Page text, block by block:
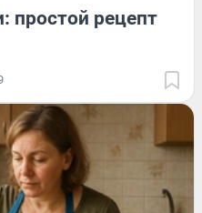
простой рецепт